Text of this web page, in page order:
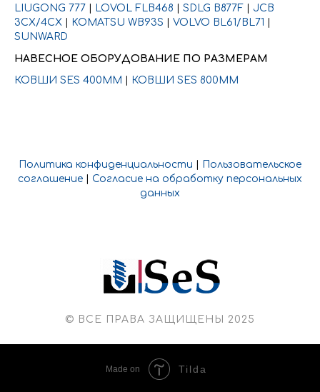
LIUGONG 777
LOVOL FLB468 SDLG B877F
JCB
3CX/4CX
KOMATSU WB93S VOLVO BL61/BL71
SUNWARD
НАВЕСНОЕ ОБОРУДОВАНИЕ ПО РАЗМЕРАМ
КОВШИ SES 400ММ
КОВШИ SES 800ММ
Политика конфиденциальности
Пользовательское
соглашение
Согласие на обработку персональных
данных
© ВСЕ ПРАВА ЗАЩИЩЕНЫ 2025
Made on Tilda